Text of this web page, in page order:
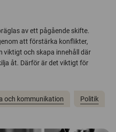
av ett pågående skifte.
att förstärka konflikter,
viktigt och skapa innehåll där
åt. Därför är det viktigt för
och kommunikation Politik